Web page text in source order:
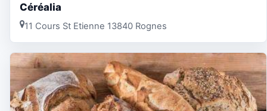
Céréalia
11 Cours St Etienne 13840 Rognes